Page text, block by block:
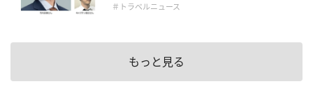
＃トラベルニュース
もっと見る